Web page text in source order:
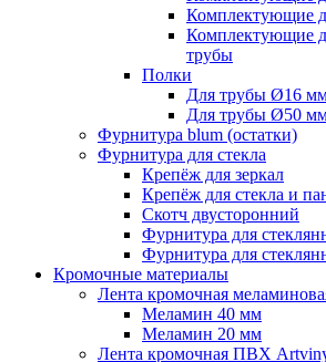
Комплектующие
Комплектующие
трубы
Полки
Для трубы Ø16
Для трубы Ø50
Фурнитура blum (остатки)
Фурнитура для стекла
Крепёж для зеркал
Крепёж для стекла и
Скотч двусторонний
Фурнитура для
Фурнитура для
Кромочные материалы
Лента кромочная
Меламин 40 мм
Меламин 20 мм
Лента кромочная ПВХ